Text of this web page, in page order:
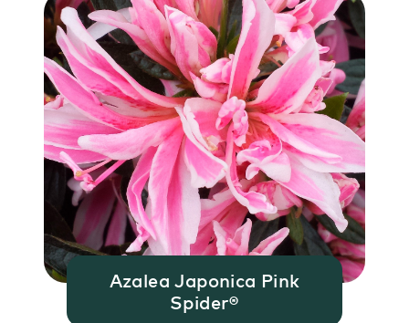
Azalea Japonica Pink
Spider®